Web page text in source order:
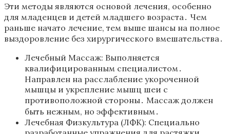
Эти методы являются основой лечения, особенно
для младенцев и детей младшего возраста․ Чем
раньше начато лечение, тем выше шансы на полное
выздоровление без хирургического вмешательства․
Лечебный Массаж: Выполняется
квалифицированным специалистом․
Направлен на расслабление укороченной
мышцы и укрепление мышц шеи с
противоположной стороны․ Массаж должен
быть нежным, но эффективным․
Лечебная Физкультура (ЛФК): Специально